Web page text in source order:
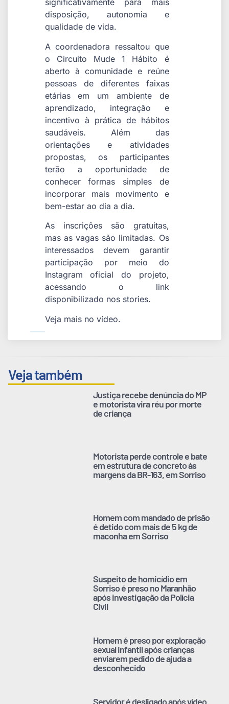
significativamente para mais
disposição, autonomia e
qualidade de vida.
A coordenadora ressaltou que
o Circuito Mude 1 Hábito é
aberto à comunidade e reúne
pessoas de diferentes faixas
etárias em um ambiente de
aprendizado, integração e
incentivo à prática de hábitos
saudáveis. Além das
orientações e atividades
propostas, os participantes
terão a oportunidade de
conhecer formas simples de
incorporar mais movimento e
bem-estar ao dia a dia.
As inscrições são gratuitas,
mas as vagas são limitadas. Os
interessados devem garantir
participação por meio do
Instagram oficial do projeto,
acessando o link
disponibilizado nos stories.
Veja mais no vídeo.
Veja também
Justiça recebe denúncia do MP
e motorista vira réu por morte
de criança
Motorista perde controle e bate
em estrutura de concreto às
margens da BR-163, em Sorriso
Homem com mandado de prisão
é detido com mais de 5 kg de
maconha em Sorriso
Suspeito de homicídio em
Sorriso é preso no Maranhão
após investigação da Polícia
Civil
Homem é preso por exploração
sexual infantil após crianças
enviarem pedido de ajuda a
desconhecido
Servidor é desligado após vídeo